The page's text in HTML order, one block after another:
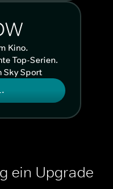
Kino.
Top-Serien.
Sky Sport
ein Upgrade